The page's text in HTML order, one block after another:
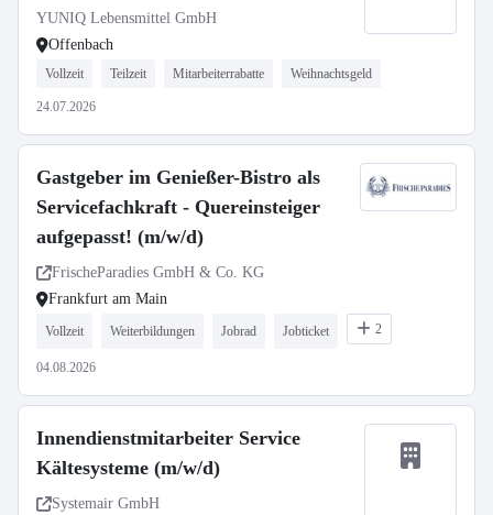
Std./Woche | Offenbach-Innenstadt
YUNIQ Lebensmittel GmbH
Offenbach
Vollzeit Teilzeit Mitarbeiterrabatte Weihnachtsgeld
24.07.2026
Gastgeber im Genießer-Bistro als
Servicefachkraft - Quereinsteiger
aufgepasst! (m/w/d)
FrischeParadies GmbH & Co. KG
Frankfurt am Main
Vollzeit Weiterbildungen Jobrad Jobticket 2
04.08.2026
Innendienstmitarbeiter Service
Kältesysteme (m/w/d)
Systemair GmbH